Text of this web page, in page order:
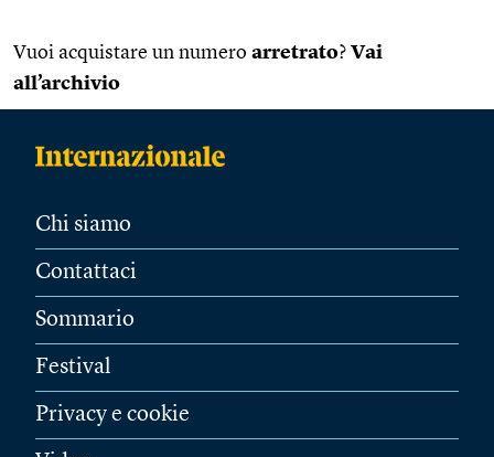
Vuoi acquistare un numero arretrato? Vai
all’archivio
Chi siamo
Contattaci
Sommario
Festival
Privacy e cookie